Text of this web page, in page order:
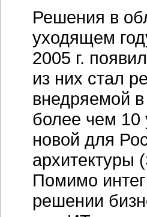
Решения в
уходящем
2005 г.
из них стал
внедряемой
более чем 10
новой для
архитектуры (
Помимо
решении